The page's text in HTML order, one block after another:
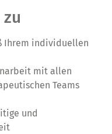
Ihrem individuellen
mit allen
Teams
und